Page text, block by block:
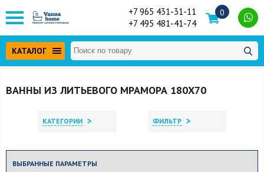
+7 965 431-31-11
+7 495 481-41-74
0
КАТАЛОГ
ВАННЫ ИЗ ЛИТЬЕВОГО МРАМОРА 180Х70
КАТЕГОРИИ > ФИЛЬТР >
ВЫБРАННЫЕ ПАРАМЕТРЫ